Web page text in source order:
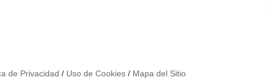
de Privacidad / Uso de Cookies/ Mapa del Sitio